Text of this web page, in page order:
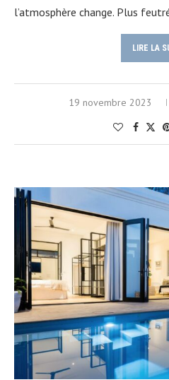
l’atmosphère change. Plus
LIRE LA
19 novembre 2023